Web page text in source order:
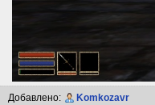
Добавлено: Komkozavr